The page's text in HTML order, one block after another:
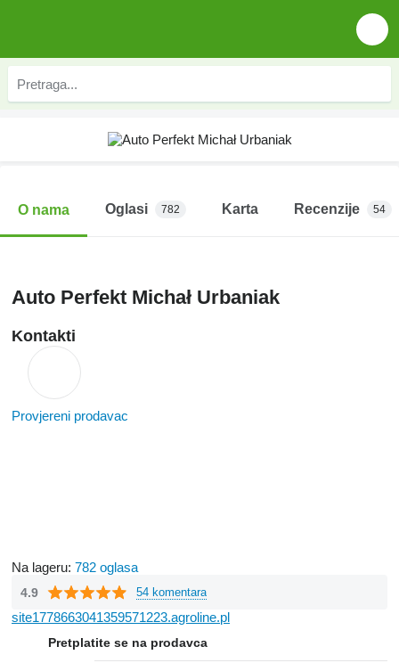
O nama Oglasi 782 Karta Recenzije 54
Auto Perfekt Michał Urbaniak
Kontakti
Provjereni prodavac
Na lageru: 782 oglasa
4.9 54 komentara
site1778663041359571223.agroline.pl
Pretplatite se na prodavca